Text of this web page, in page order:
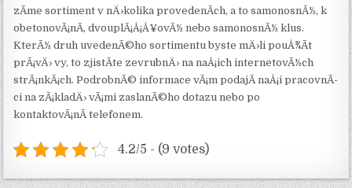
zÃ­me sortiment v nÄ›kolika provedenÃ­ch, a to samonosnÃ½, k
obetonovÃ¡nÃ­, dvouplÃ¡Å¡Å¥ovÃ½ nebo samonosnÃ½ klus.
KterÃ½ druh uvedenÃ©ho sortimentu byste mÄ›li pouÅ¾Ã­t
prÃ¡vÄ› vy, to zjistÃ­te zevrubnÄ› na naÅ¡ich internetovÃ½ch
strÃ¡nkÃ¡ch. PodrobnÃ© informace vÃ¡m podajÃ­ naÅ¡i pracovnÃ­
ci na zÃ¡kladÄ› vÃ¡mi zaslanÃ©ho dotazu nebo po
kontaktovÃ¡nÃ­ telefonem.
4.2/5 - (9 votes)